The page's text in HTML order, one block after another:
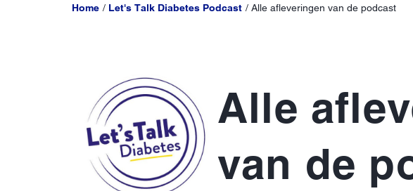
Home Let's Talk Diabetes Podcast Alle afleveringen van de podcast
Alle
van de